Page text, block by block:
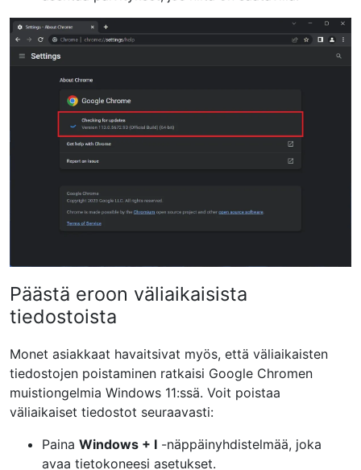
Päästä eroon väliaikaisista
tiedostoista
Monet asiakkaat havaitsivat myös, että väliaikaisten
tiedostojen poistaminen ratkaisi Google Chromen
muistiongelmia Windows 11:ssä. Voit poistaa
väliaikaiset tiedostot seuraavasti:
Paina Windows + I -näppäinyhdistelmää, joka
avaa tietokoneesi asetukset.